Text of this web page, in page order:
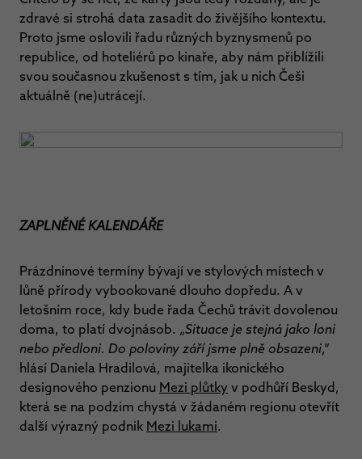
zdravé si strohá data zasadit do živějšího kontextu.
Proto jsme oslovili řadu různých byznysmenů po
republice, od hoteliérů po kinaře, aby nám přiblížili
svou současnou zkušenost s tím, jak u nich Češi
aktuálně (ne)utrácejí.
ZAPLNĚNÉ KALENDÁŘE
Prázdninové termíny bývají ve stylových místech v
lůně přírody vybookované dlouho dopředu. A v
letošním roce, kdy bude řada Čechů trávit dovolenou
doma, to platí dvojnásob. „Situace je stejná jako loni
nebo předloni. Do poloviny září jsme plně obsazeni,“
hlásí Daniela Hradilová, majitelka ikonického
designového penzionu Mezi plůtky v podhůří Beskyd,
která se na podzim chystá v žádaném regionu otevřít
další výrazný podnik Mezi lukami.